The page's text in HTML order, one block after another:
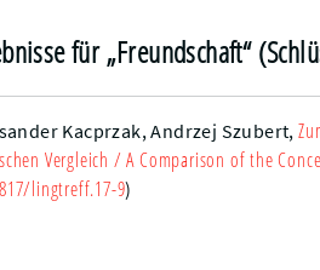
für „Freundschaft“
Kacprzak,Andrzej Szubert,
Vergleich / A Comparison of the
lingtreff.17-9)